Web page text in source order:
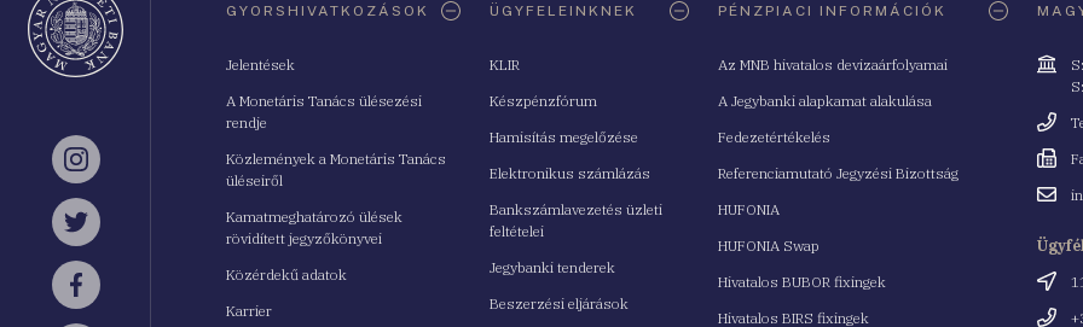
Instagram
Twitter
Facebook
GYORSHIVATKOZÁSOK
Jelentések
A Monetáris Tanács ülésezési
rendje
Közlemények a Monetáris Tanács
üléseiről
Kamatmeghatározó ülések
rövidített jegyzőkönyvei
Közérdekű adatok
Karrier
ÜGYFELEINKNEK
KLIR
Készpénzfórum
Hamisítás megelőzése
Elektronikus számlázás
Bankszámlavezetés üzleti
feltételei
Jegybanki tenderek
Beszerzési eljárások
PÉNZPIACI INFORMÁCIÓK
Az MNB hivatalos devizaárfolyamai
A Jegybanki alapkamat alakulása
Fedezetértékelés
Referenciamutató Jegyzési Bizottság
HUFONIA
HUFONIA Swap
Hivatalos BUBOR fixingek
Hivatalos BIRS fixingek
Cím
Fax
Email
Cím